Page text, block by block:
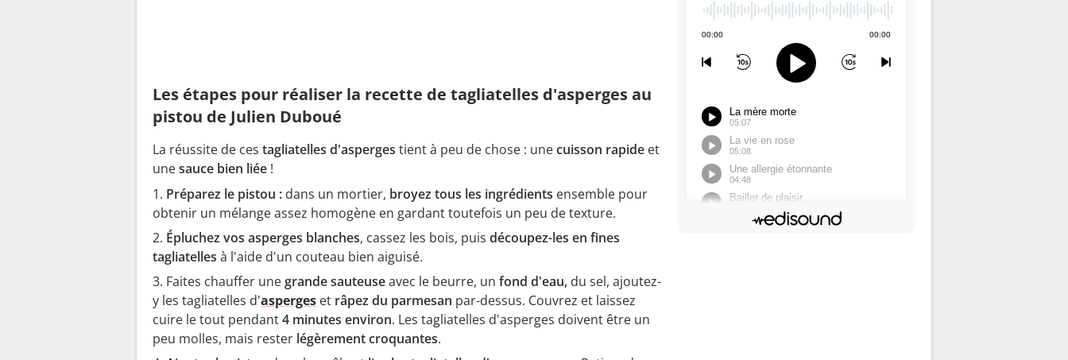
Les étapes pour réaliser la recette de tagliatelles d'asperges au
pistou de Julien Duboué
La réussite de ces tagliatelles d'asperges tient à peu de chose : unecuisson rapide et
unesauce bien liée !
Préparez le pistou : dans un mortier, broyez tous les ingrédients ensemble pour
obtenir un mélange assez homogène en gardant toutefois un peu de texture.
Épluchez vos asperges blanches, cassez les bois, puis découpez-les en fines
tagliatelles à l'aide d'un couteau bien aiguisé.
Faites chauffer unegrande sauteuseavec le beurre, un fond d'eau, du sel, ajoutez-
y les tagliatelles d'asperges et râpez du parmesan par-dessus. Couvrez et laissez
cuire le tout pendant4 minutes environ. Les tagliatelles d'asperges doivent être un
peu molles, mais rester légèrement croquantes.